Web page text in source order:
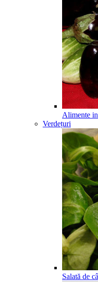
Alimente
Verdețuri
Salată de